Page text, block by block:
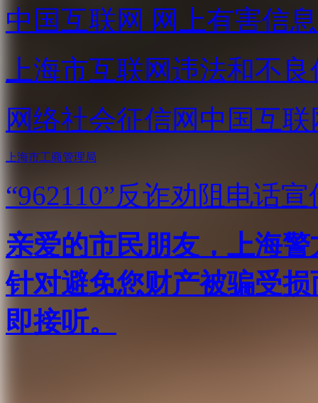
中国互联网 网上有害信
上海市互联网违法和不
网络社会征信网 中国互
上海市工商管理局
“962110”反诈劝阻电话宣
亲爱的市民朋友，上海
针对避免您财产被骗受
即接听。